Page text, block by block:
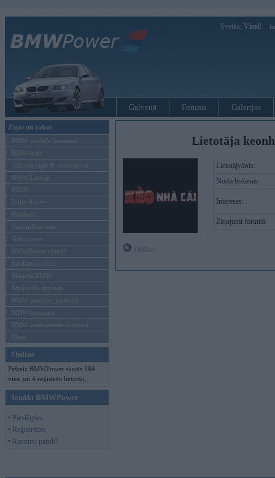
Sveiks, Viesi!
Galvenā Forums Galerijas
Ziņas un raksti
BMW modeļu jaunumi
BMW testi
Tehnoloģijas & sasniegumi
BMW Latvijā
MINI
Rolls-Royce
Pasākumi
Vadāmības tests
Autosports
BMWPower aktuāli
Reklāmas raksti
Mēneša BMW
Sērijveida tūnings
BMW pasaules jaunumi
BMW koncepti
BMW konkurentu jaunumi
Moto
Online
Pašreiz BMWPower skatās 384
viesi un 4 reģistrēti lietotāji.
Ienākt BMWPower
• Pieslēgties
• Reģistrēties
• Aizmirsi paroli?
Lietotāja
Lietotājvārds:
Nodarbošanās:
Intereses:
Ziņojumi forumā: